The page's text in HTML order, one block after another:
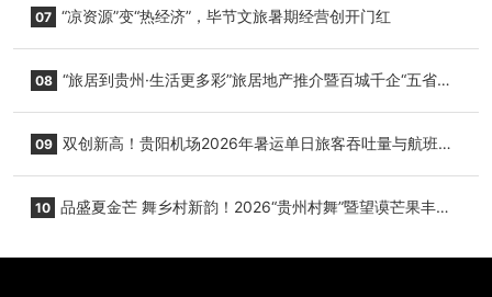
07 “凉资源”变“热经济”，毕节文旅暑期经营创开门红
08 “旅居到贵州·生活更多彩”旅居地产推介暨百城千企“五省
09 双创新高！贵阳机场2026年暑运单日旅客吞吐量与航班起
10 品盛夏金芒 舞乡村新韵！2026“贵州村舞”暨望谟芒果丰收